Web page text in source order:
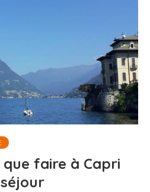
faire à Capri